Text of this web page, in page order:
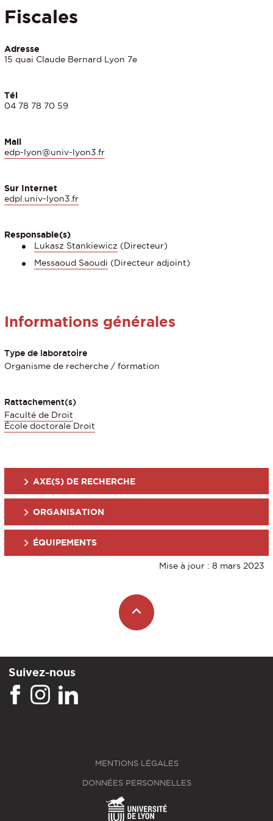
Fiscales
Adresse
15 quai Claude Bernard Lyon 7e
Tél
04 78 78 70 59
Mail
edp-lyon@univ-lyon3.fr
Sur Internet
edpl.univ-lyon3.fr
Responsable(s)
Lukasz Stankiewicz (Directeur)
Messaoud Saoudi (Directeur adjoint)
Informations générales
Type de laboratoire
Organisme de recherche / formation
Rattachement(s)
Faculté de Droit
École doctorale Droit
AXE(S) DE RECHERCHE
ORGANISATION
ÉQUIPEMENTS
Mise à jour : 8 mars 2023
Suivez-nous
MENTIONS LÉGALES
DONNÉES PERSONNELLES